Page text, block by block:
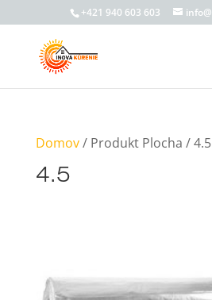
+421 940 603 603
Domov/ Produkt Plocha / 4.5
4.5